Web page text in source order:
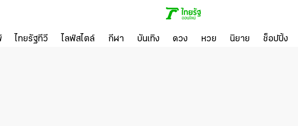
ไทยรัฐทีวี ไลฟ์สไตล์ กีฬา บันเทิง ดวง หวย นิยาย ช็อปปิ้ง